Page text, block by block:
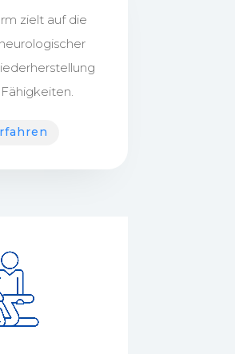
zielt auf die